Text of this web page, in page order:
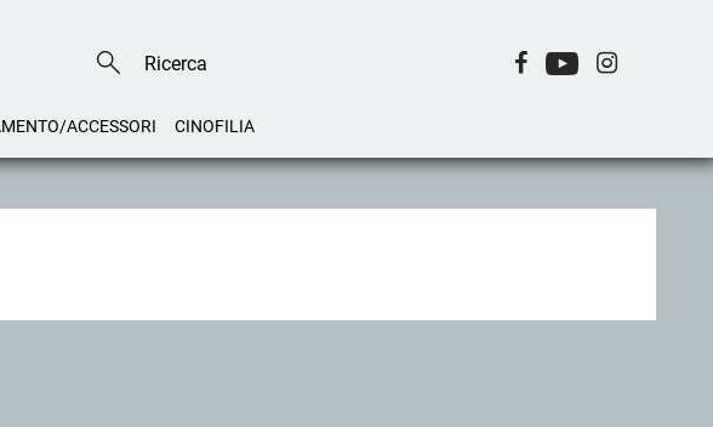
ACCESSORI CINOFILIA